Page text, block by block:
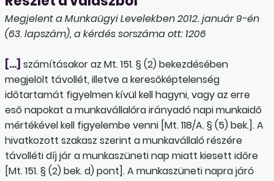
Megjelent a Munkaügyi Levelekben 2012. január 9-én
(63. lapszám), a kérdés sorszáma ott: 1206
[…] számításakor az Mt. 151. § (2) bekezdésében
megjelölt távollét, illetve a keresőképtelenség
időtartamát figyelmen kívül kell hagyni, vagy az erre
eső napokat a munkavállalóra irányadó napi munkaidő
mértékével kell figyelembe venni [Mt. 118/A. § (5) bek.]. A
hivatkozott szakasz szerint a munkavállaló részére
távolléti díj jár a munkaszüneti nap miatt kiesett időre
[Mt. 151. § (2) bek. d) pont]. A munkaszüneti napra járó